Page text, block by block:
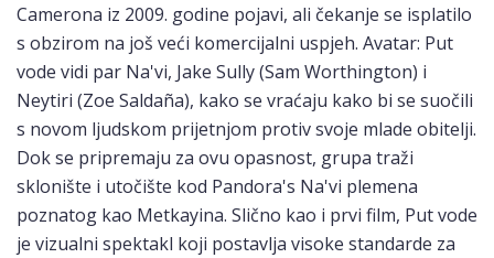
Camerona iz 2009. godine pojavi, ali čekanje se isplatilo
s obzirom na još veći komercijalni uspjeh. Avatar: Put
vode vidi par Na'vi, Jake Sully (Sam Worthington) i
Neytiri (Zoe Saldaña), kako se vraćaju kako bi se suočili
s novom ljudskom prijetnjom protiv svoje mlade obitelji.
Dok se pripremaju za ovu opasnost, grupa traži
sklonište i utočište kod Pandora's Na'vi plemena
poznatog kao Metkayina. Slično kao i prvi film, Put vode
je vizualni spektakl koji postavlja visoke standarde za